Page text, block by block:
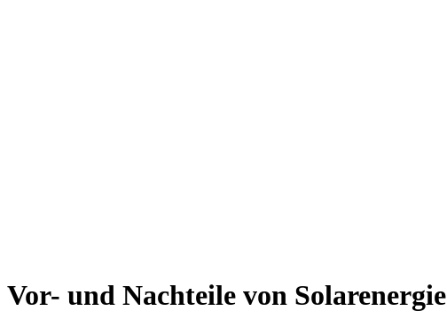
Vor- und Nachteile von Solarenergie